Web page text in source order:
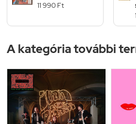
11 990 Ft
A kategória további